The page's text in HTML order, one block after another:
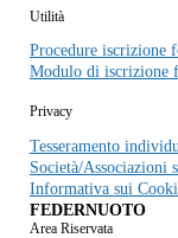
Utilità
Procedure iscrizione
Modulo di iscrizione
Privacy
Tesseramento
Società/Associazioni
Informativa sui
FEDERNUOTO
Area Riservata